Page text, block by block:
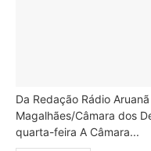
Da Redação Rádio
Magalhães/Câmara dos
quarta-feira A Câmara...